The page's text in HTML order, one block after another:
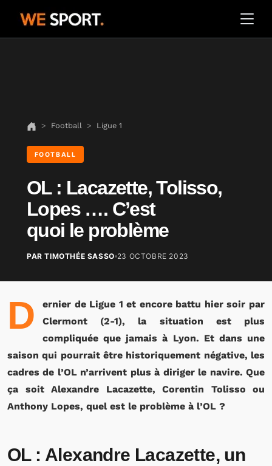
Football Ligue 1
FOOTBALL
OL : Lacazette, Tolisso,
Lopes …. C’est
quoi le problème
PAR TIMOTHÉE SASSO 23 OCTOBRE 2023
D
ernier de Ligue 1 et encore battu hier soir par
Clermont (2-1), la situation est plus
compliquée que jamais à Lyon. Et dans une
saison qui pourrait être historiquement négative, les
cadres de l’OL n’arrivent plus à diriger le navire. Que
ça soit Alexandre Lacazette, Corentin Tolisso ou
Anthony Lopes, quel est le problème à l’OL ?
OL : Alexandre Lacazette, un